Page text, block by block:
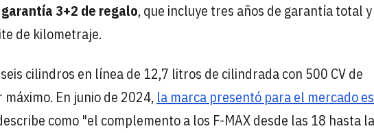
garantía 3+2 de regalo, que incluye tres años de garantía total
de kilometraje.
cilindros en línea de 12,7 litros de cilindrada con 500 CV de
En junio de 2024, la marca presentó para el mercado
como "el complemento a los F-MAX desde las 18 hasta